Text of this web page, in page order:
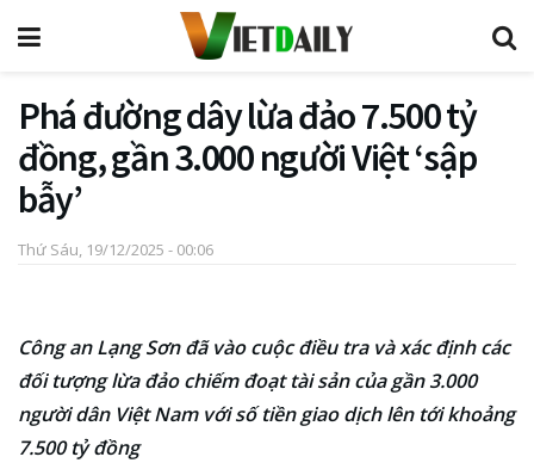
Phá đường dây lừa đảo 7.500 tỷ
đồng, gần 3.000 người Việt ‘sập
bẫy’
Thứ Sáu, 19/12/2025 - 00:06
Công an Lạng Sơn đã vào cuộc điều tra và xác định các
đối tượng lừa đảo chiếm đoạt tài sản của gần 3.000
người dân Việt Nam với số tiền giao dịch lên tới khoảng
7.500 tỷ đồng